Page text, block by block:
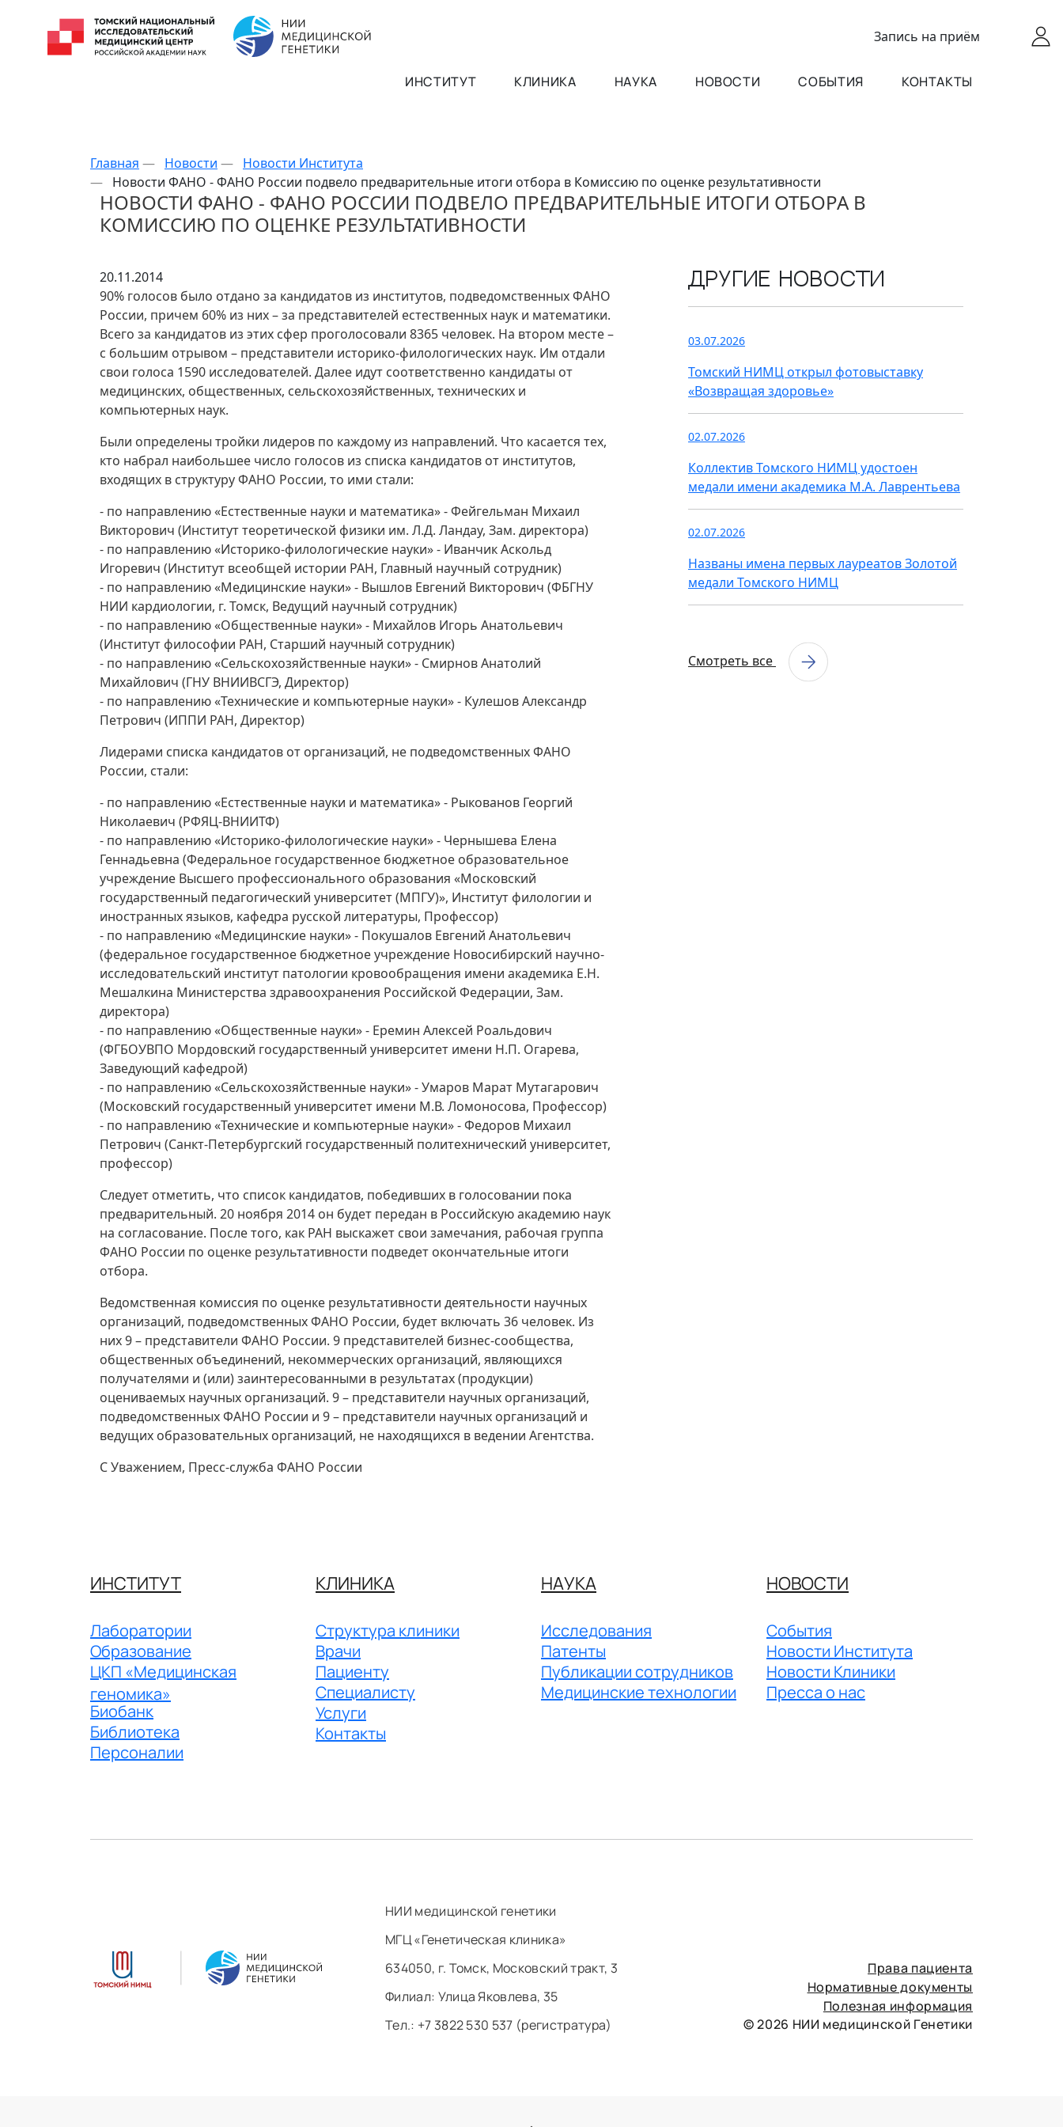
Запись на приём
ИНСТИТУТ КЛИНИКА НАУКА НОВОСТИ СОБЫТИЯ КОНТАКТЫ
Главная — Новости — Новости Института
— Новости ФАНО - ФАНО России подвело предварительные итоги отбора в Комиссию по оценке результативности
НОВОСТИ ФАНО - ФАНО РОССИИ ПОДВЕЛО ПРЕДВАРИТЕЛЬНЫЕ ИТОГИ ОТБОРА В
КОМИССИЮ ПО ОЦЕНКЕ РЕЗУЛЬТАТИВНОСТИ
20.11.2014
90% голосов было отдано за кандидатов из институтов, подведомственных ФАНО
России, причем 60% из них – за представителей естественных наук и математики.
Всего за кандидатов из этих сфер проголосовали 8365 человек. На втором месте –
с большим отрывом – представители историко-филологических наук. Им отдали
свои голоса 1590 исследователей. Далее идут соответственно кандидаты от
медицинских, общественных, сельскохозяйственных, технических и
компьютерных наук.
Были определены тройки лидеров по каждому из направлений. Что касается тех,
кто набрал наибольшее число голосов из списка кандидатов от институтов,
входящих в структуру ФАНО России, то ими стали:
- по направлению «Естественные науки и математика» - Фейгельман Михаил
Викторович (Институт теоретической физики им. Л.Д. Ландау, Зам. директора)
- по направлению «Историко-филологические науки» - Иванчик Аскольд
Игоревич (Институт всеобщей истории РАН, Главный научный сотрудник)
- по направлению «Медицинские науки» - Вышлов Евгений Викторович (ФБГНУ
НИИ кардиологии, г. Томск, Ведущий научный сотрудник)
- по направлению «Общественные науки» - Михайлов Игорь Анатольевич
(Институт философии РАН, Старший научный сотрудник)
- по направлению «Сельскохозяйственные науки» - Смирнов Анатолий
Михайлович (ГНУ ВНИИВСГЭ, Директор)
- по направлению «Технические и компьютерные науки» - Кулешов Александр
Петрович (ИППИ РАН, Директор)
Лидерами списка кандидатов от организаций, не подведомственных ФАНО
России, стали:
- по направлению «Естественные науки и математика» - Рыкованов Георгий
Николаевич (РФЯЦ-ВНИИТФ)
- по направлению «Историко-филологические науки» - Чернышева Елена
Геннадьевна (Федеральное государственное бюджетное образовательное
учреждение Высшего профессионального образования «Московский
государственный педагогический университет (МПГУ)», Институт филологии и
иностранных языков, кафедра русской литературы, Профессор)
- по направлению «Медицинские науки» - Покушалов Евгений Анатольевич
(федеральное государственное бюджетное учреждение Новосибирский научно-
исследовательский институт патологии кровообращения имени академика Е.Н.
Мешалкина Министерства здравоохранения Российской Федерации, Зам.
директора)
- по направлению «Общественные науки» - Еремин Алексей Роальдович
(ФГБОУВПО Мордовский государственный университет имени Н.П. Огарева,
Заведующий кафедрой)
- по направлению «Сельскохозяйственные науки» - Умаров Марат Мутагарович
(Московский государственный университет имени М.В. Ломоносова, Профессор)
- по направлению «Технические и компьютерные науки» - Федоров Михаил
Петрович (Санкт-Петербургский государственный политехнический университет,
профессор)
Следует отметить, что список кандидатов, победивших в голосовании пока
предварительный. 20 ноября 2014 он будет передан в Российскую академию наук
на согласование. После того, как РАН выскажет свои замечания, рабочая группа
ФАНО России по оценке результативности подведет окончательные итоги
отбора.
Ведомственная комиссия по оценке результативности деятельности научных
организаций, подведомственных ФАНО России, будет включать 36 человек. Из
них 9 – представители ФАНО России. 9 представителей бизнес-сообщества,
общественных объединений, некоммерческих организаций, являющихся
получателями и (или) заинтересованными в результатах (продукции)
оцениваемых научных организаций. 9 – представители научных организаций,
подведомственных ФАНО России и 9 – представители научных организаций и
ведущих образовательных организаций, не находящихся в ведении Агентства.
С Уважением, Пресс-служба ФАНО России
Другие новости
03.07.2026
Томский НИМЦ открыл фотовыставку
«Возвращая здоровье»
02.07.2026
Коллектив Томского НИМЦ удостоен
медали имени академика М.А. Лаврентьева
02.07.2026
Названы имена первых лауреатов Золотой
медали Томского НИМЦ
Смотреть все
ИНСТИТУТ
Лаборатории
Образование
ЦКП «Медицинская
геномика»
Биобанк
Библиотека
Персоналии
КЛИНИКА
Структура клиники
Врачи
Пациенту
Специалисту
Услуги
Контакты
НАУКА
Исследования
Патенты
Публикации сотрудников
Медицинские технологии
НОВОСТИ
События
Новости Института
Новости Клиники
Пресса о нас
НИИ медицинской генетики
МГЦ «Генетическая клиника»
634050, г. Томск, Московский тракт, 3
Филиал: ​Улица Яковлева, 35
Тел.: +7 3822 530 537 (регистратура)
Права пациента
Нормативные документы
Полезная информация
© 2026 НИИ медицинской Генетики